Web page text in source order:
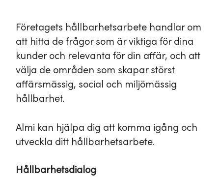
Företagets hållbarhetsarbete handlar om
att hitta de frågor som är viktiga för dina
kunder och relevanta för din affär, och att
välja de områden som skapar störst
affärsmässig, social och miljömässig
hållbarhet.
Almi kan hjälpa dig att komma igång och
utveckla ditt hållbarhetsarbete.
Hållbarhetsdialog